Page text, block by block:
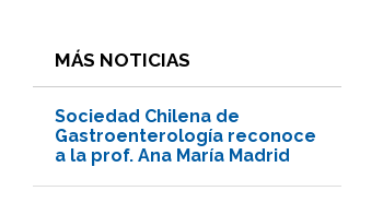
MÁS NOTICIAS
Sociedad Chilena de
Gastroenterología reconoce
a la prof. Ana María Madrid